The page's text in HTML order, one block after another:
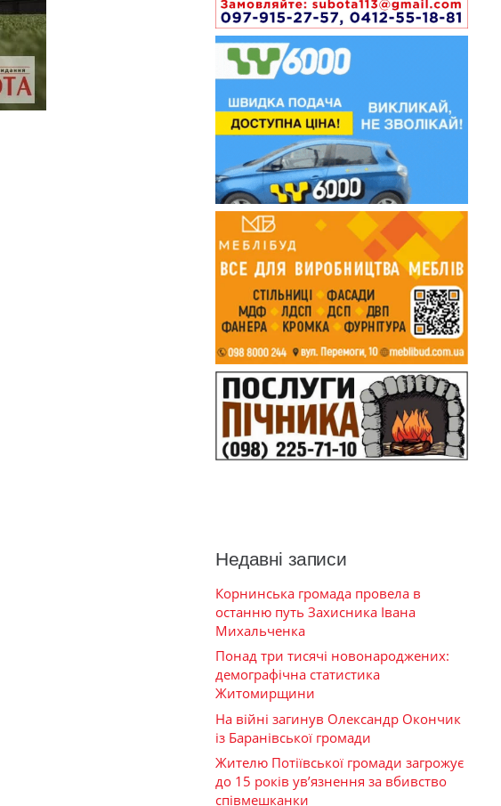
Недавні записи
Корнинська громада провела в
останню путь Захисника Івана
Михальченка
Понад три тисячі новонароджених:
демографічна статистика
Житомирщини
На війні загинув Олександр Окончик
із Баранівської громади
Жителю Потіївської громади загрожує
до 15 років ув’язнення за вбивство
співмешканки